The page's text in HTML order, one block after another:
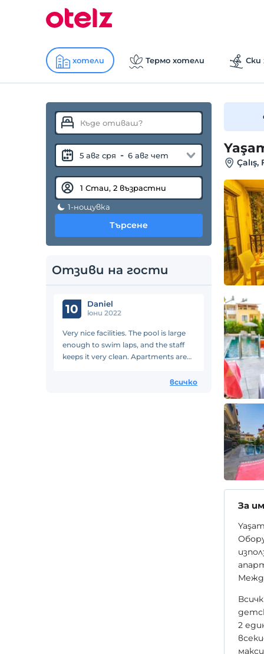
хотели Термо хотели Ски
5 авг сря - 6 авг чет
1-нощувка
Търсене
Отзиви на гости
10 Daniel
юни 2022
Very nice facilities. The pool is large
enough to swim laps, and the staff
keeps it very clean. Apartments are
всичко
За
2